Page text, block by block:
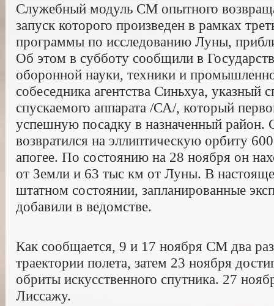
Служебный модуль СМ опытного
запуск которого произведен в рамках
программы по исследованию Луны,
Об этом в субботу сообщили в
оборонной науки, техники и
собеседника агентства Синьхуа, указный
спускаемого аппарата /СА/, который
успешную посадку в назначенный
возвратился на эллиптическую орбиту
апогее. По состоянию на 28 ноября он
от Земли и 63 тыс км от Луны. В
штатном состоянии, запланированные
добавили в ведомстве.
Как сообщается, 9 и 17 ноября СМ два
траектории полета, затем 23 ноября
обриты искусственного спутника. 27
Лиссажу.